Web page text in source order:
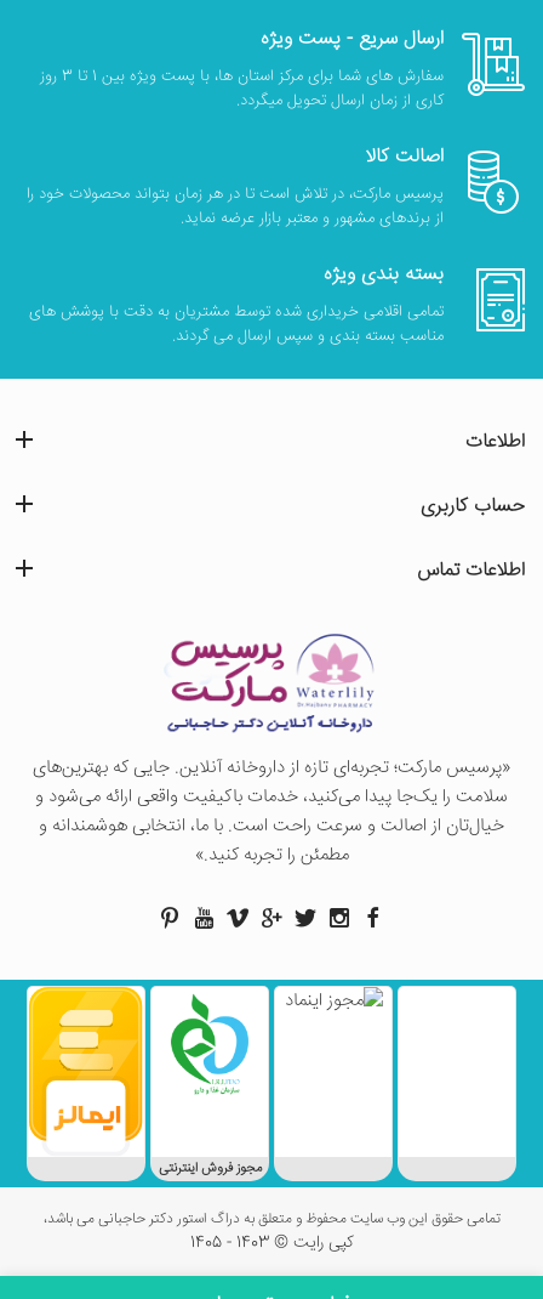
ارسال سریع - پست ویژه
سفارش های شما برای مرکز استان ها، با پست ویژه بین 1 تا 3 روز
کاری از زمان ارسال تحویل میگردد.
اصالت کالا
پرسیس مارکت، در تلاش است تا در هر زمان بتواند محصولات خود را
از برندهای مشهور و معتبر بازار عرضه نماید.
بسته بندی ویژه
تمامی اقلامی خریداری شده توسط مشتریان به دقت با پوشش های
مناسب بسته بندی و سپس ارسال می گردند.
«پرسيس ماركت؛ تجربه‌ای تازه از داروخانه آنلاین. جایی که بهترین‌های
سلامت را یک‌جا پیدا می‌کنید، خدمات باکیفیت واقعی ارائه می‌شود و
خیال‌تان از اصالت و سرعت راحت است. با ما، انتخابی هوشمندانه و
مطمئن را تجربه کنید.»
اطلاعات
حساب کاربری
اطلاعات تماس
مجوز فروش اینترنتی
تمامی حقوق این وب سایت محفوظ و متعلق به دراگ استور دکتر حاجبانی می باشد،
کپی رایت © 1403 - 1405